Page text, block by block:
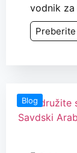
vodnik za
Blog